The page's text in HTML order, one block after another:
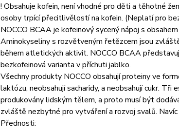
! Obsahuje kofein, není vhodné pro děti a těhotné
osoby trpící přecitlivělostí na kofein. (Neplatí pro
NOCCO BCAA je kofeinový sycený nápoj s
Aminokyseliny s rozvětveným řetězcem jsou
během atletických aktivit. NOCCO BCAA
bezkofeinová varianta v příchuti jablko.
Všechny produkty NOCCO obsahují proteiny ve
laktózu, neobsahují sacharidy, a neobsahují cukr.
produkovány lidským tělem, a proto musí být
zvláště nezbytné pro vytváření a rozvoj svalů.
Přednosti: